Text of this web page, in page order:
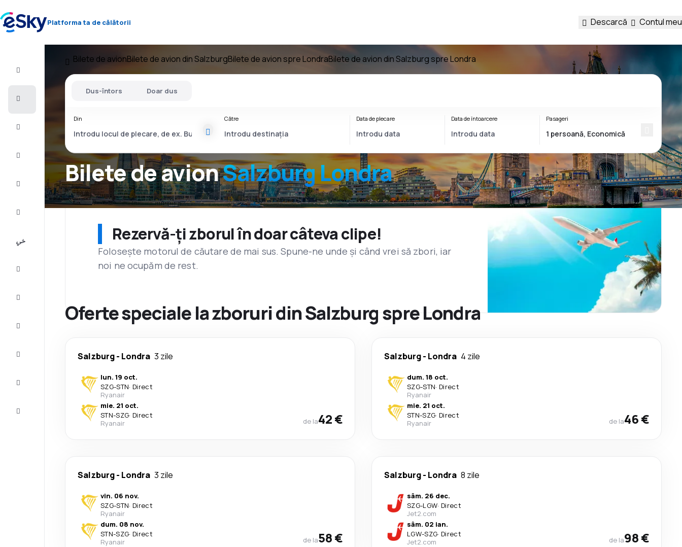
Platforma ta de călătorii Descarcă Contul meu
2026/27
Bilete de avionBilete de avion din SalzburgBilete de avion spre LondraBilete de avion din Salzburg spre Londra
Bilete de avionSalzburg Londra
Dus-întors Doar dus
Din Către Data de plecare Data de întoarcere Pasageri
Rezervă-ți zborul în doar câteva clipe!
Folosește motorul de căutare de mai sus. Spune-ne unde și când vrei să zbori, iar
noi ne ocupăm de rest.
Oferte speciale la zboruri din Salzburg spre Londra
Salzburg- Londra 3 zile
lun. 19 oct.
SZG-STN· Direct
Ryanair
mie. 21 oct.
STN-SZG· Direct
Ryanair
de la42 €
Salzburg- Londra 4 zile
dum. 18 oct.
SZG-STN· Direct
Ryanair
mie. 21 oct.
STN-SZG· Direct
Ryanair
de la46 €
Salzburg- Londra 3 zile
vin. 06 nov.
SZG-STN· Direct
Ryanair
dum. 08 nov.
STN-SZG· Direct
Ryanair
de la58 €
Salzburg- Londra 8 zile
sâm. 26 dec.
SZG-LGW· Direct
Jet2.com
sâm. 02 ian.
LGW-SZG· Direct
Jet2.com
de la98 €